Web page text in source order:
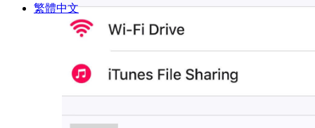
繁體中文